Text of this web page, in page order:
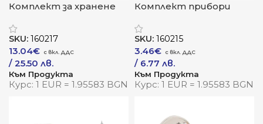
Комплект за хранене
SKU: 160217
13.04€
/ 25.50 лв.
Към Продукта
Курс: 1 EUR = 1.95583 BGN
Комплект прибори
SKU: 160215
3.46€
/ 6.77 лв.
Към Продукта
Курс: 1 EUR = 1.95583 BGN